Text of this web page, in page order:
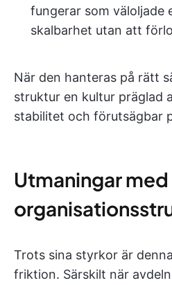
fungerar som väloljade
skalbarhet utan att
När den hanteras på rätt
struktur en kultur präglad
stabilitet och förutsägbar
Utmaningar
Trots sina styrkor är
friktion. Särskilt när